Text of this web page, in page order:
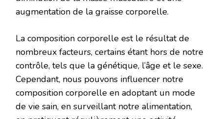
augmentation de la graisse corporelle.
La composition corporelle est le résultat de
nombreux facteurs, certains étant hors de notre
contrôle, tels que la génétique, l’âge et le sexe.
Cependant, nous pouvons influencer notre
composition corporelle en adoptant un mode
de vie sain, en surveillant notre alimentation,